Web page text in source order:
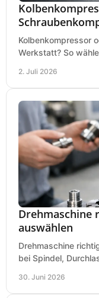
Kolbenkompressor
Werkstatt? So
2. Juli 2026
Drehmaschine
auswählen
Drehmaschine
bei Spindel,
30. Juni 2026